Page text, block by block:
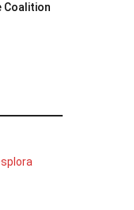
Coalition